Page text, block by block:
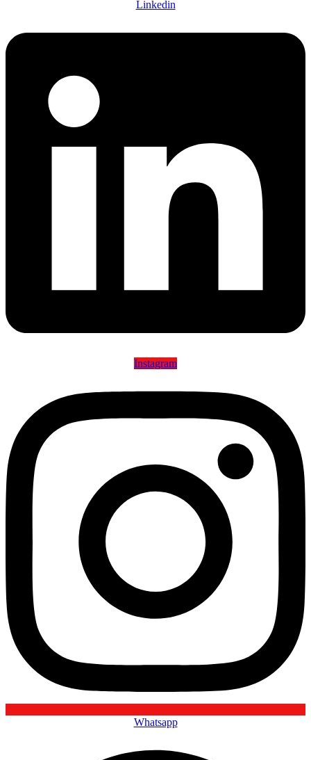
Linkedin
Instagram
Whatsapp